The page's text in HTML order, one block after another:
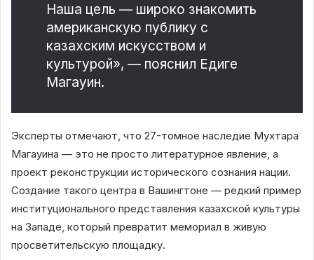
Наша цель — широко знакомить
американскую публику с
казахским искусством и
культурой», — пояснил Едиге
Магауин.
Эксперты отмечают, что 27-томное наследие Мухтара
Магауина — это не просто литературное явление, а
проект реконструкции исторического сознания нации.
Создание такого центра в Вашингтоне — редкий пример
институционального представления казахской культуры
на Западе, который превратит мемориал в живую
просветительскую площадку.